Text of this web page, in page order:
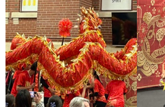
Lunar
New
Year
at
中